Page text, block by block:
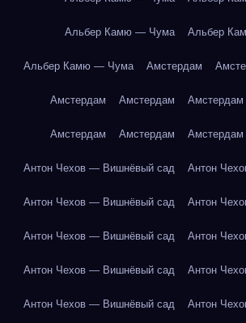
Альбер Камю — Чума Альбер
Альбер Камю — Чума Амстердам
Амстердам Амстердам Амстердам
Амстердам Амстердам Амстердам
Антон Чехов — Вишнёвый сад Антон
Антон Чехов — Вишнёвый сад Антон
Антон Чехов — Вишнёвый сад Антон
Антон Чехов — Вишнёвый сад Антон
Антон Чехов — Вишнёвый сад Антон